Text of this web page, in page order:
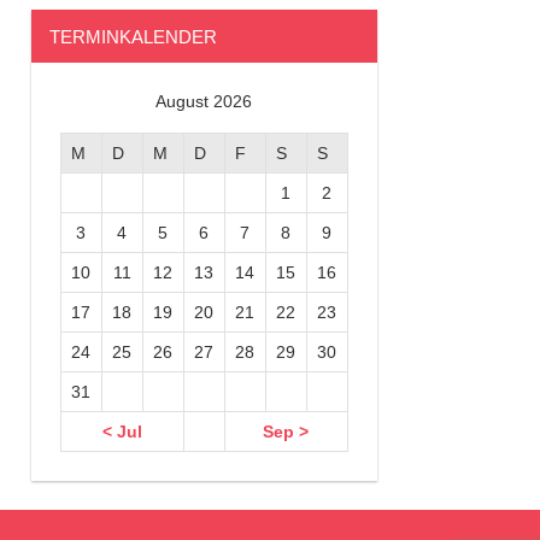
TERMINKALENDER
August 2026
M D M D F S S
1 2
3 4 5 6 7 8 9
10 11 12 13 14 15 16
17 18 19 20 21 22 23
24 25 26 27 28 29 30
31
< Jul Sep >